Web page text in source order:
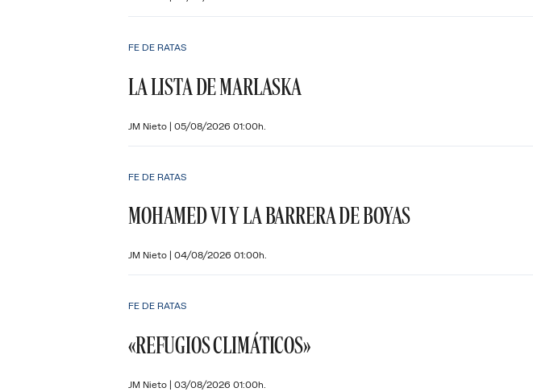
FE DE RATAS
LA LISTA DE MARLASKA
JM Nieto | 05/08/2026 01:00h.
FE DE RATAS
MOHAMED VI Y LA BARRERA DE BOYAS
JM Nieto | 04/08/2026 01:00h.
FE DE RATAS
«REFUGIOS CLIMÁTICOS»
JM Nieto | 03/08/2026 01:00h.